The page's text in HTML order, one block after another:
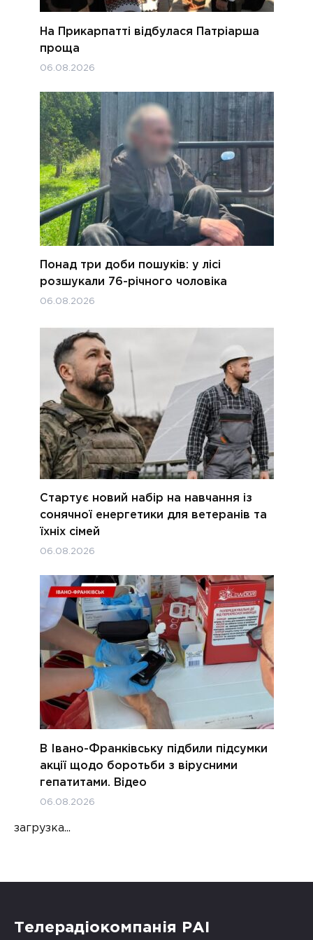
На Прикарпатті відбулася Патріарша
проща
06.08.2026
Понад три доби пошуків: у лісі
розшукали 76-річного чоловіка
06.08.2026
Стартує новий набір на навчання із
сонячної енергетики для ветеранів та
їхніх сімей
06.08.2026
В Івано-Франківську підбили підсумки
акції щодо боротьби з вірусними
гепатитами. Відео
06.08.2026
загрузка...
Телерадіокомпанія РАІ